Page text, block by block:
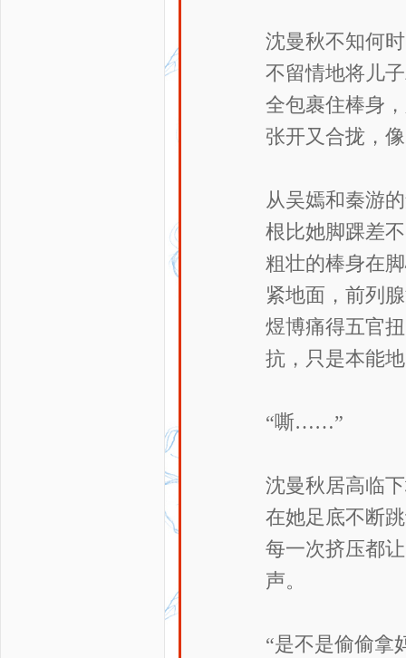
沈曼秋不知何
不留情地将儿
全包裹住棒身
张开又合拢，
从吴嫣和秦游
根比她脚踝差
粗壮的棒身在
紧地面，前列
煜博痛得五官
抗，只是本能
“嘶……”
沈曼秋居高临
在她足底不断
每一次挤压都
声。
“是不是偷偷拿